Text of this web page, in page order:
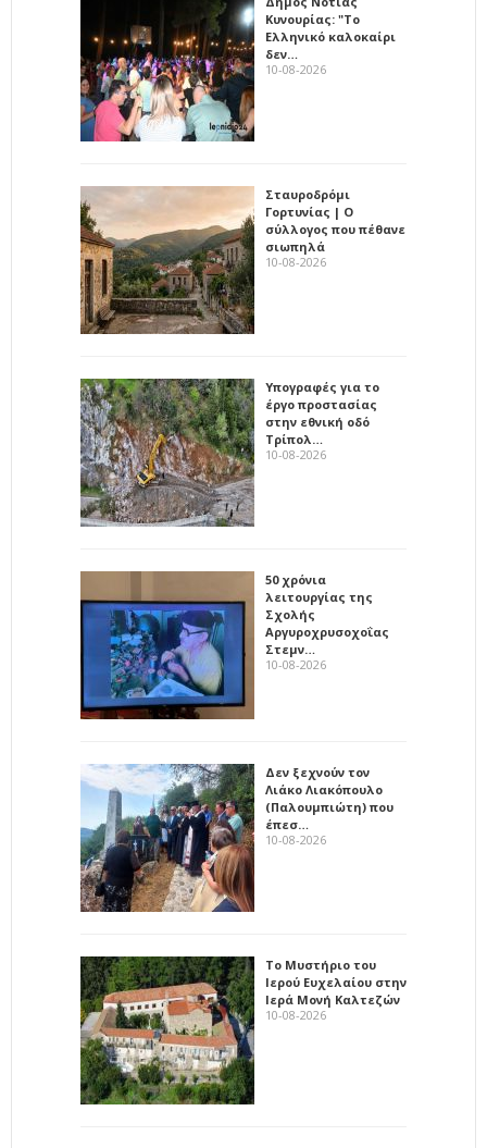
Κυνουρίας: "Το
Ελληνικό καλοκαίρι
δεν…
10-08-2026
Σταυροδρόμι
Γορτυνίας | Ο
σύλλογος που πέθανε
σιωπηλά
10-08-2026
Υπογραφές για το
έργο προστασίας
στην εθνική οδό
Τρίπολ…
10-08-2026
50 χρόνια
λειτουργίας της
Σχολής
Αργυροχρυσοχοΐας
Στεμν…
10-08-2026
Δεν ξεχνούν τον
Λιάκο Λιακόπουλο
(Παλουμπιώτη) που
έπεσ…
10-08-2026
Το Μυστήριο του
Ιερού Ευχελαίου στην
Ιερά Μονή Καλτεζών
10-08-2026